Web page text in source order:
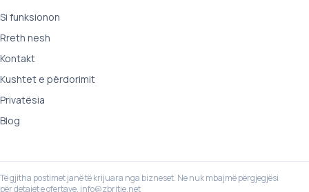
Si funksionon
Rreth nesh
Kontakt
Kushtet e përdorimit
Privatësia
Blog
Të gjitha postimet janë të krijuara nga bizneset. Ne nuk mbajmë përgjegjësi
për detajet e ofertave. info@zbritje.net